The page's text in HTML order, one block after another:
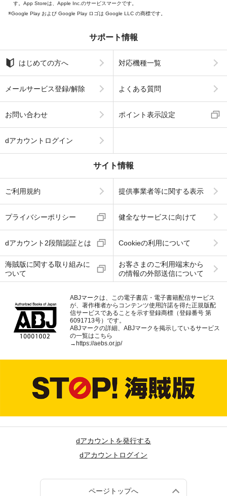
す。App Storeは、Apple Inc.のサービスマークです。
Google Play および Google Play ロゴは Google LLC の商標です。
サポート情報
はじめての方へ 対応機種一覧
メールサービス登録/解除 よくある質問
お問い合わせ ポイント表示設定
dアカウントログイン
サイト情報
ご利用規約 提供事業者等に関する表示
プライバシーポリシー 健全なサービスに向けて
dアカウント2段階認証とは Cookieの利用について
海賊版に関する取り組みに
ついて
お客さまのご利用端末から
の情報の外部送信について
ABJマークは、この電子書店・電子書籍配信サービス
が、著作権者からコンテンツ使用許諾を得た正規版配
信サービスであることを示す登録商標（登録番号 第
6091713号）です。
ABJマークの詳細、ABJマークを掲示しているサービス
の一覧はこちら
→ https://aebs.or.jp/
dアカウントを発行する
dアカウントログイン
ページトップへ